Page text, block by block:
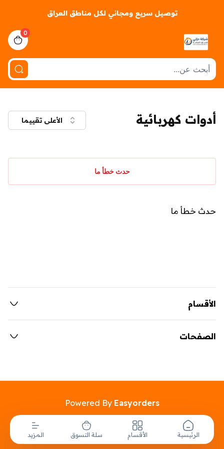
توصيل سريع ومجاني لكل مناطق العراق
0
bag
أدوات كهربائية الأعلى تقييما
حدث خطأ ما
حدث خطأ ما
الرئيسية الأقسام سلة التسوق المزيد
الأقسام
الصفحات
Powered By Easyorders